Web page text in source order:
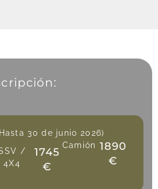
30 de junio 2026)
/
4X4
1745
€
Camión 1890
€